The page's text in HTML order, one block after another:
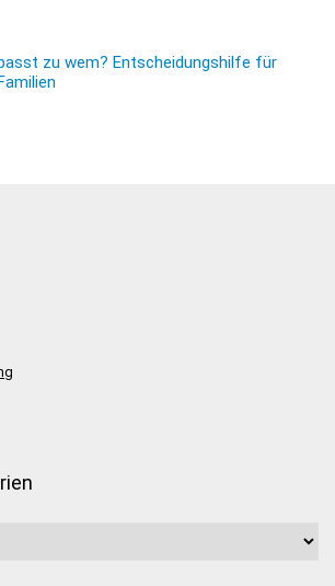
zu wem? Entscheidungshilfe für